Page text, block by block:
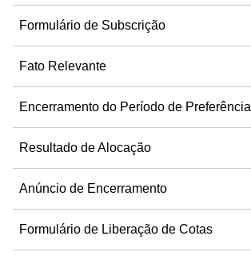
Formulário de Subscrição
Fato Relevante
Encerramento do Período de Preferência
Resultado de Alocação
Anúncio de Encerramento
Formulário de Liberação de Cotas